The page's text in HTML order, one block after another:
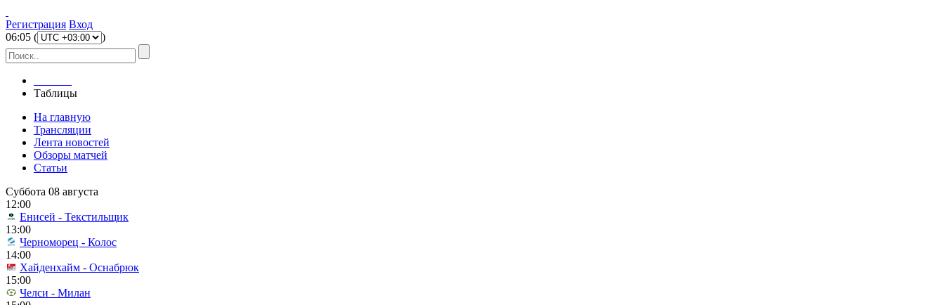
Регистрация Вход
06:05 ( )
Таблицы
На главную
Трансляции
Лента новостей
Обзоры матчей
Статьи
Суббота 08 августа
12:00
Енисей - Текстильщик
13:00
Черноморец - Колос
14:00
Хайденхайм - Оснабрюк
15:00
Челси - Милан